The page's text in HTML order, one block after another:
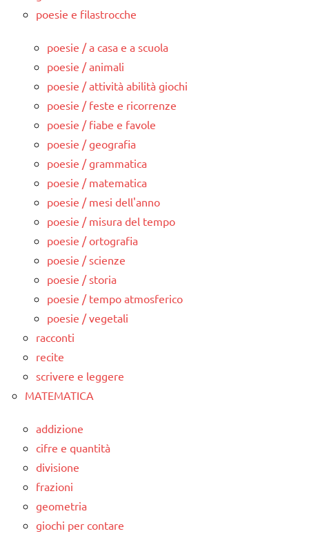
poesie e filastrocche
poesie / a casa e a scuola
poesie / animali
poesie / attività abilità giochi
poesie / feste e ricorrenze
poesie / fiabe e favole
poesie / geografia
poesie / grammatica
poesie / matematica
poesie / mesi dell'anno
poesie / misura del tempo
poesie / ortografia
poesie / scienze
poesie / storia
poesie / tempo atmosferico
poesie / vegetali
racconti
recite
scrivere e leggere
MATEMATICA
addizione
cifre e quantità
divisione
frazioni
geometria
giochi per contare